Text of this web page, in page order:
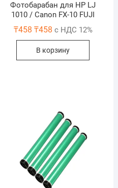
Фотобарабан для HP LJ
1010 / Canon FX-10 FUJI
₸458 ₸458 с НДС 12%
В корзину